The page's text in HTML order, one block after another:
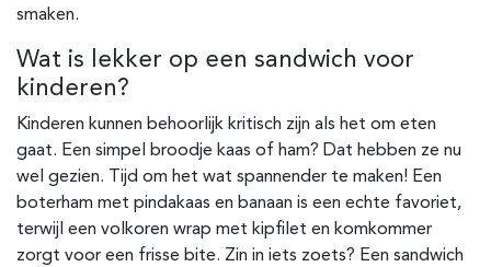
smaken.
Wat is lekker op een sandwich voor
kinderen?
Kinderen kunnen behoorlijk kritisch zijn als het om eten
gaat. Een simpel broodje kaas of ham? Dat hebben ze nu
wel gezien. Tijd om het wat spannender te maken! Een
boterham met pindakaas en banaan is een echte favoriet,
terwijl een volkoren wrap met kipfilet en komkommer
zorgt voor een frisse bite. Zin in iets zoets? Een sandwich